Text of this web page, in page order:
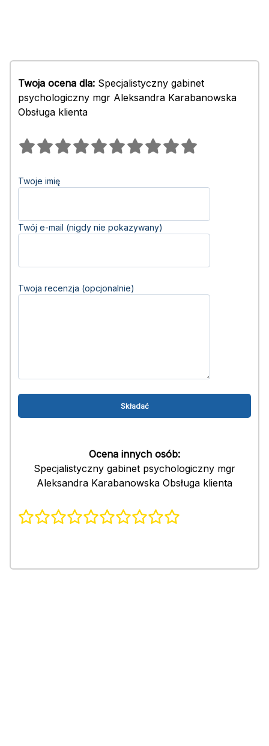
Twoja ocena dla: Specjalistyczny gabinet
psychologiczny mgr Aleksandra Karabanowska
Obsługa klienta
Twoje imię
Twój e-mail (nigdy nie pokazywany)
Twoja recenzja (opcjonalnie)
Ocena innych osób:
Specjalistyczny gabinet psychologiczny mgr
Aleksandra Karabanowska Obsługa klienta